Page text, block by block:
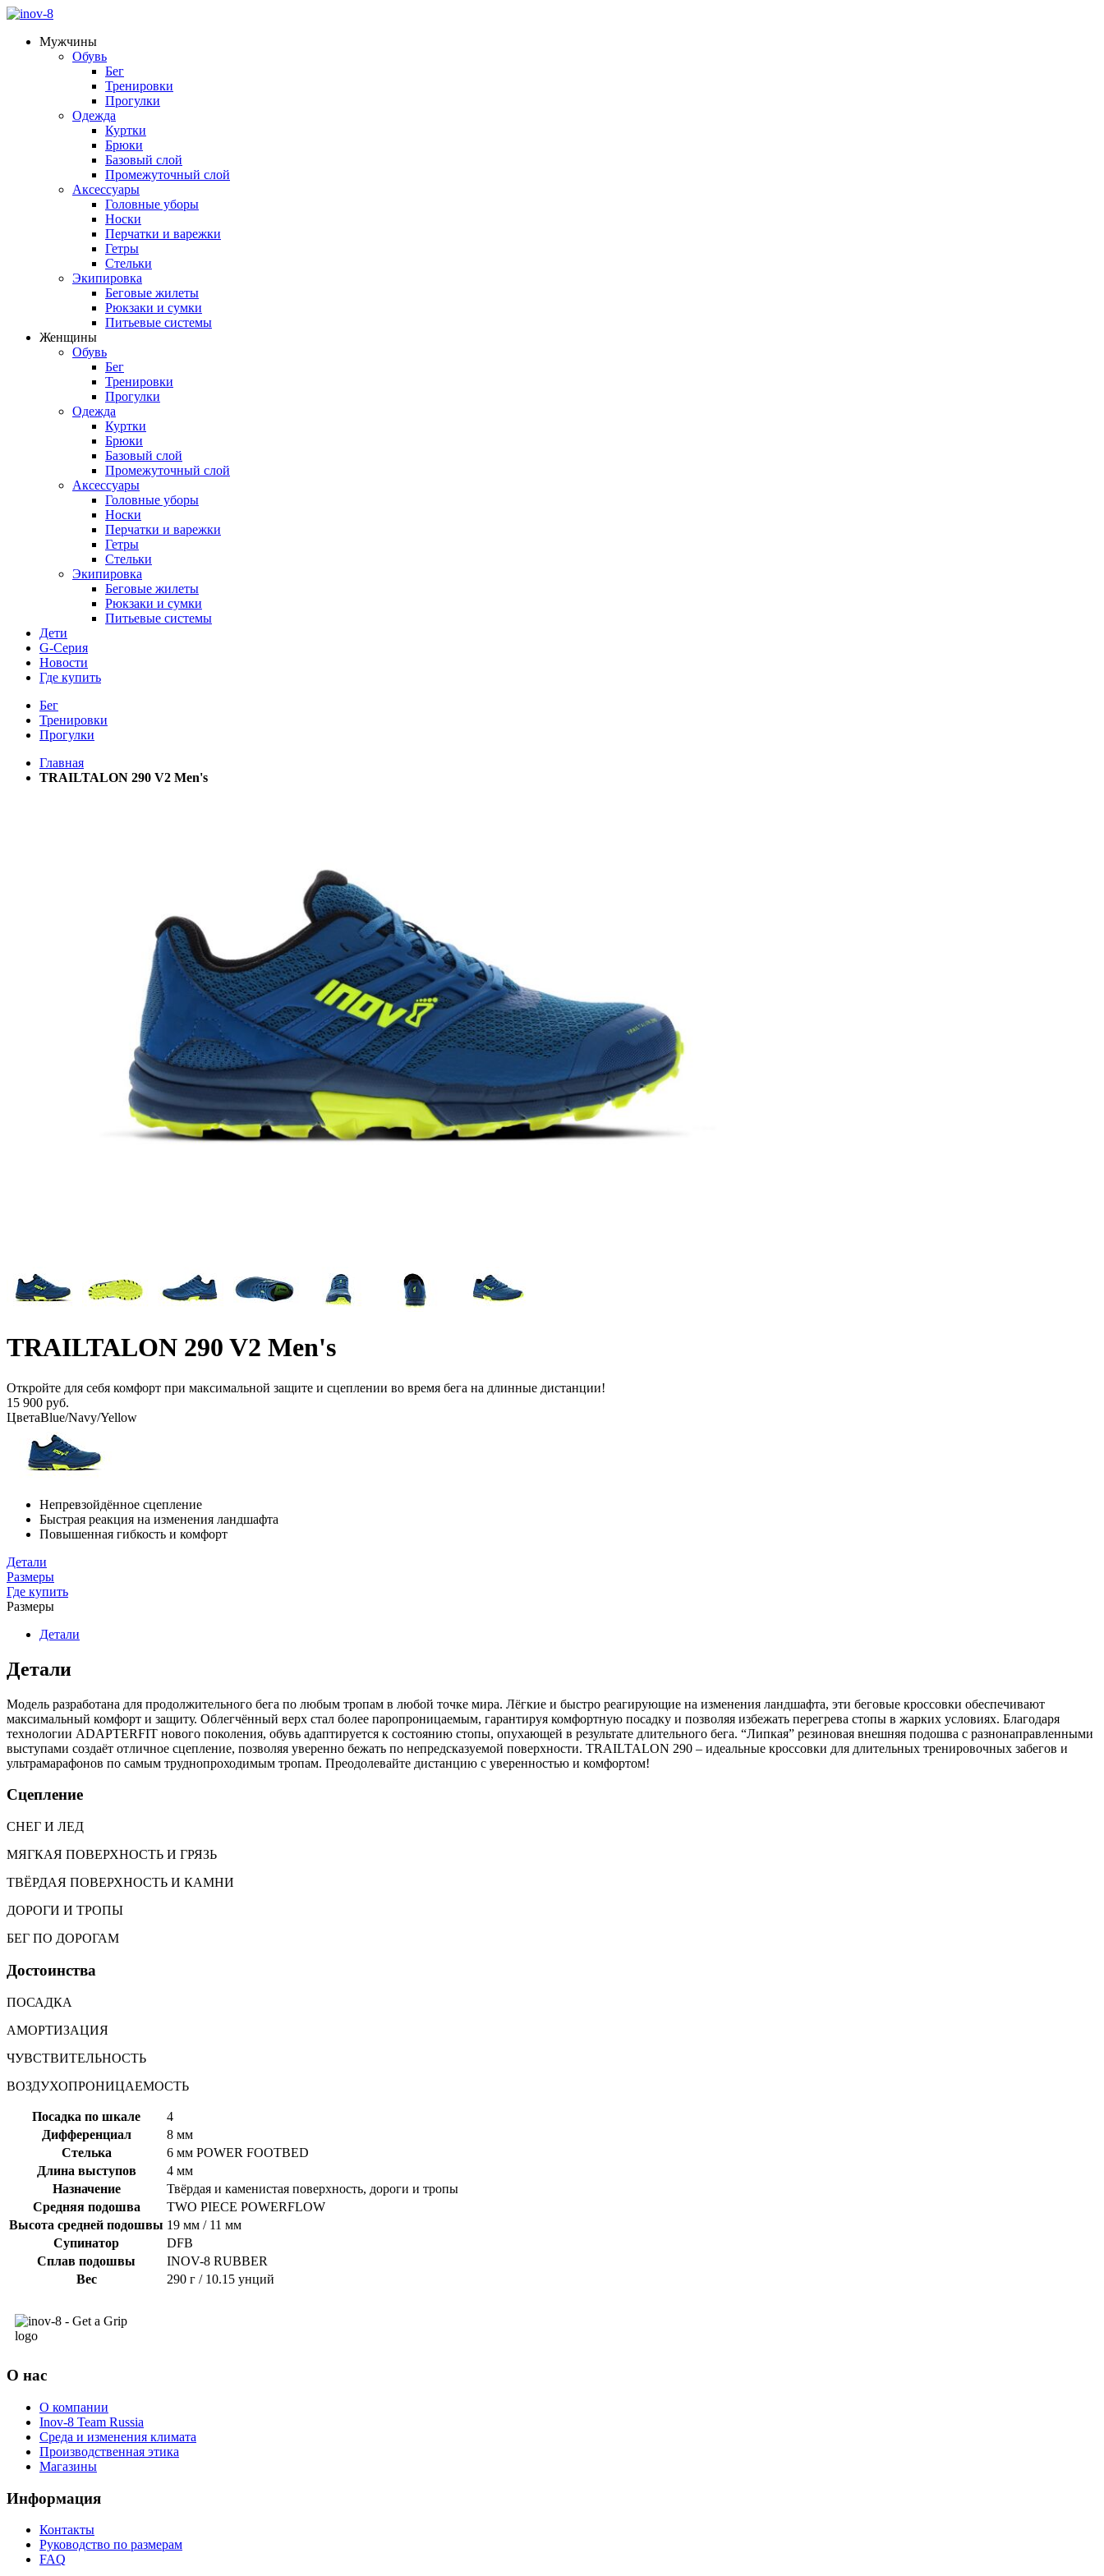
Мужчины
Обувь
Бег
Тренировки
Прогулки
Одежда
Куртки
Брюки
Базовый слой
Промежуточный слой
Аксессуары
Головные уборы
Носки
Перчатки и варежки
Гетры
Стельки
Экипировка
Беговые жилеты
Рюкзаки и сумки
Питьевые системы
Женщины
Обувь
Бег
Тренировки
Прогулки
Одежда
Куртки
Брюки
Базовый слой
Промежуточный слой
Аксессуары
Головные уборы
Носки
Перчатки и варежки
Гетры
Стельки
Экипировка
Беговые жилеты
Рюкзаки и сумки
Питьевые системы
Дети
G-Серия
Новости
Где купить
Бег
Тренировки
Прогулки
Главная
TRAILTALON 290 V2 Men's
TRAILTALON 290 V2 Men's
Откройте для себя комфорт при максимальной защите и сцеплении во время бега на длинные дистанции!
15 900 руб.
ЦветаBlue/Navy/Yellow
Непревзойдённое сцепление
Быстрая реакция на изменения ландшафта
Повышенная гибкость и комфорт
Детали
Размеры
Где купить
Размеры
Детали
Детали
Модель разработана для продолжительного бега по любым тропам в любой точке мира. Лёгкие и быстро реагирующие на изменения ландшафта, эти беговые кроссовки обеспечивают
максимальный комфорт и защиту. Облегчённый верх стал более паропроницаемым, гарантируя комфортную посадку и позволяя избежать перегрева стопы в жарких условиях. Благодаря
технологии ADAPTERFIT нового поколения, обувь адаптируется к состоянию стопы, опухающей в результате длительного бега. “Липкая” резиновая внешняя подошва с разнонаправленными
выступами создаёт отличное сцепление, позволяя уверенно бежать по непредсказуемой поверхности. TRAILTALON 290 – идеальные кроссовки для длительных тренировочных забегов и
ультрамарафонов по самым труднопроходимым тропам. Преодолевайте дистанцию с уверенностью и комфортом!
Сцепление
СНЕГ И ЛЕД
МЯГКАЯ ПОВЕРХНОСТЬ И ГРЯЗЬ
ТВЁРДАЯ ПОВЕРХНОСТЬ И КАМНИ
ДОРОГИ И ТРОПЫ
БЕГ ПО ДОРОГАМ
Достоинства
ПОСАДКА
АМОРТИЗАЦИЯ
ЧУВСТВИТЕЛЬНОСТЬ
ВОЗДУХОПРОНИЦАЕМОСТЬ
Посадка по шкале
4
Дифференциал
8 мм
Стелька
6 мм POWER FOOTBED
Длина выступов
4 мм
Назначение
Твёрдая и каменистая поверхность, дороги и тропы
Средняя подошва
TWO PIECE POWERFLOW
Высота средней подошвы 19 мм / 11 мм
Супинатор
DFB
Сплав подошвы
INOV-8 RUBBER
Вес
290 г / 10.15 унций
О нас
О компании
Inov-8 Team Russia
Среда и изменения климата
Производственная этика
Магазины
Информация
Контакты
Руководство по размерам
FAQ